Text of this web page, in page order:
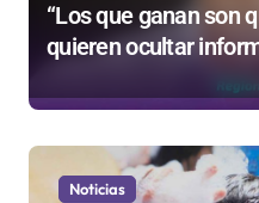
“Los que ganan son
quieren ocultar
Colegio de
“Ley Mordaza 2.0”
Noticias